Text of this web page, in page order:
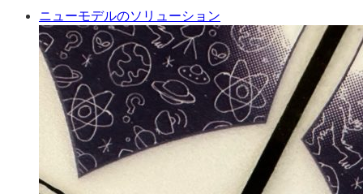
ニューモデルのソリューション